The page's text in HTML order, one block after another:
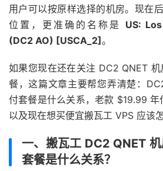
用户可以按原样选择的机房。现在
位置，更准确的名称是 US:
(DC2 AO) [USCA_2] 。
如果您现在还在关注 DC2 QNET
餐，这篇文章主要帮您弄清楚：
付套餐是什么关系，老款 $19.99 年
以及现在想买便宜搬瓦工 VPS 应该怎
一、搬瓦工 DC2 QNET
套餐是什么关系？